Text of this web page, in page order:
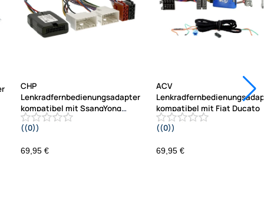
CHP
Lenkradfernbedienungsadapter
kompatibel mit SsangYong
Korando ab
2016
((0))
69,95 €
ACV
kompatibel mit Fiat Ducato
2021-2023 Fahrzeuge ohne
Werksradio ISO / Mini ISO Telefon
((0))
69,95 €